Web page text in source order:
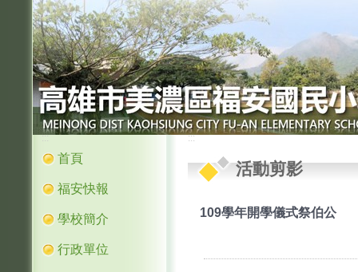
:::
首頁
福安快報
學校簡介
行政單位
:::
活動剪影
109學年開學儀式祭伯公